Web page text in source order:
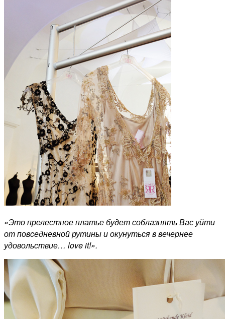
«Это прелестное платье будет соблазнять Вас уйти
от повседневной рутины и окунуться в вечернее
удовольствие… love it!».